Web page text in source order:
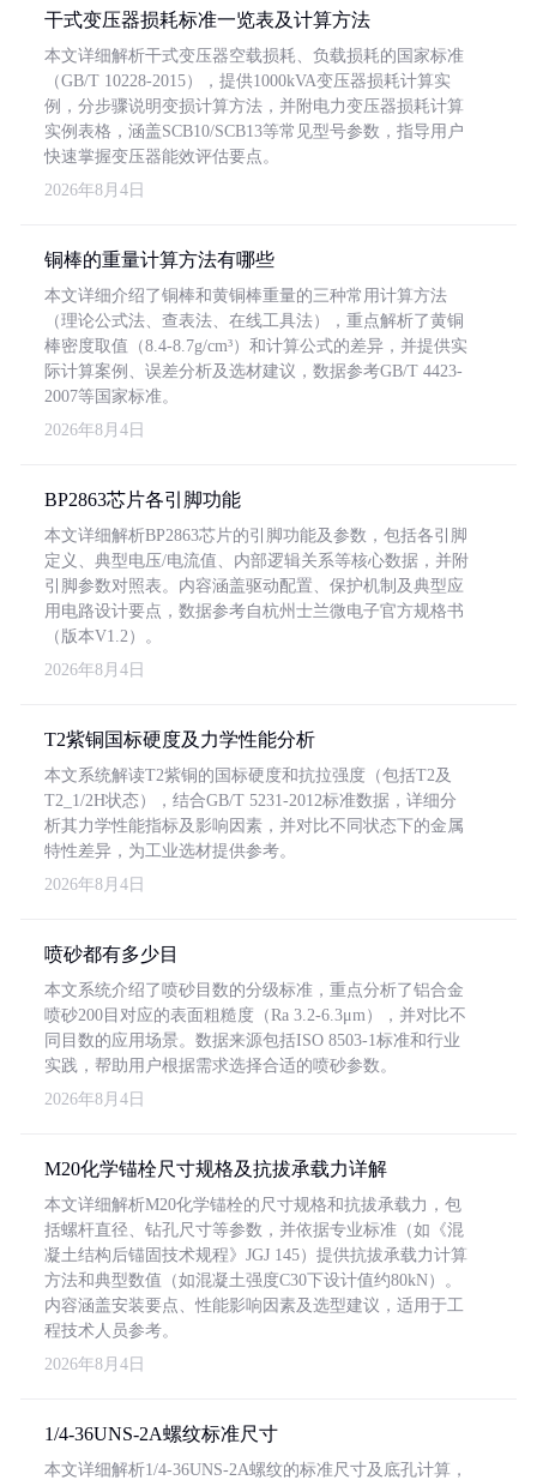
干式变压器损耗标准一览表及计算方法
本文详细解析干式变压器空载损耗、负载损耗的国家标准
（GB/T 10228-2015），提供1000kVA变压器损耗计算实
例，分步骤说明变损计算方法，并附电力变压器损耗计算
实例表格，涵盖SCB10/SCB13等常见型号参数，指导用户
快速掌握变压器能效评估要点。
2026年8月4日
铜棒的重量计算方法有哪些
本文详细介绍了铜棒和黄铜棒重量的三种常用计算方法
（理论公式法、查表法、在线工具法），重点解析了黄铜
棒密度取值（8.4-8.7g/cm³）和计算公式的差异，并提供实
际计算案例、误差分析及选材建议，数据参考GB/T 4423-
2007等国家标准。
2026年8月4日
BP2863芯片各引脚功能
本文详细解析BP2863芯片的引脚功能及参数，包括各引脚
定义、典型电压/电流值、内部逻辑关系等核心数据，并附
引脚参数对照表。内容涵盖驱动配置、保护机制及典型应
用电路设计要点，数据参考自杭州士兰微电子官方规格书
（版本V1.2）。
2026年8月4日
T2紫铜国标硬度及力学性能分析
本文系统解读T2紫铜的国标硬度和抗拉强度（包括T2及
T2_1/2H状态），结合GB/T 5231-2012标准数据，详细分
析其力学性能指标及影响因素，并对比不同状态下的金属
特性差异，为工业选材提供参考。
2026年8月4日
喷砂都有多少目
本文系统介绍了喷砂目数的分级标准，重点分析了铝合金
喷砂200目对应的表面粗糙度（Ra 3.2-6.3μm），并对比不
同目数的应用场景。数据来源包括ISO 8503-1标准和行业
实践，帮助用户根据需求选择合适的喷砂参数。
2026年8月4日
M20化学锚栓尺寸规格及抗拔承载力详解
本文详细解析M20化学锚栓的尺寸规格和抗拔承载力，包
括螺杆直径、钻孔尺寸等参数，并依据专业标准（如《混
凝土结构后锚固技术规程》JGJ 145）提供抗拔承载力计算
方法和典型数值（如混凝土强度C30下设计值约80kN）。
内容涵盖安装要点、性能影响因素及选型建议，适用于工
程技术人员参考。
2026年8月4日
1/4-36UNS-2A螺纹标准尺寸
本文详细解析1/4-36UNS-2A螺纹的标准尺寸及底孔计算，